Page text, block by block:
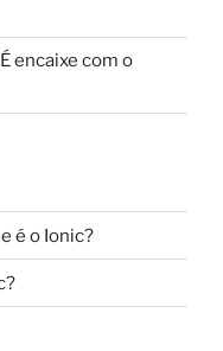
encaixe com o
é o Ionic?